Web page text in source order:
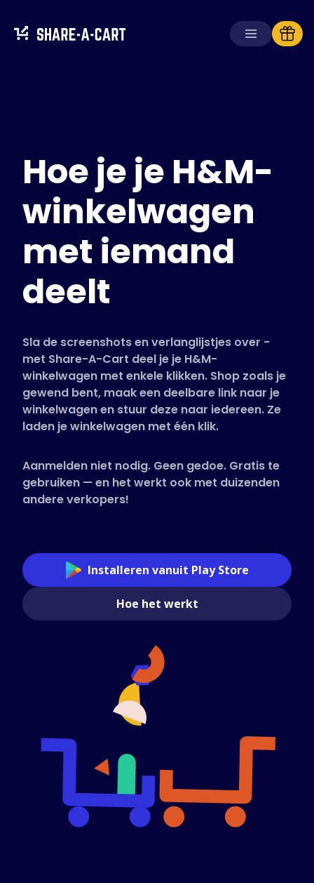
Oplossingen
Voor consumenten
Voor scholen
Voor ondernemingen
Haal Plus+
Ondersteunde winkels
Veelgestelde vragen
Handleidingen
Nederlands (Dutch)
Hoe je je H&M-
winkelwagen
met iemand
deelt
Sla de screenshots en verlanglijstjes over -
met Share-A-Cart deel je je H&M-
winkelwagen met enkele klikken. Shop zoals je
gewend bent, maak een deelbare link naar je
winkelwagen en stuur deze naar iedereen. Ze
laden je winkelwagen met één klik.
Aanmelden niet nodig. Geen gedoe. Gratis te
gebruiken — en het werkt ook met duizenden
andere verkopers!
Installeren vanuit Play Store
Hoe het werkt